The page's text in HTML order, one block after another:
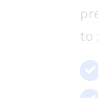
to